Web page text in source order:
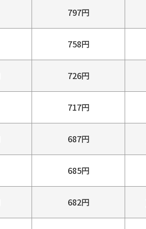
797円
758円
726円
717円
687円
685円
682円